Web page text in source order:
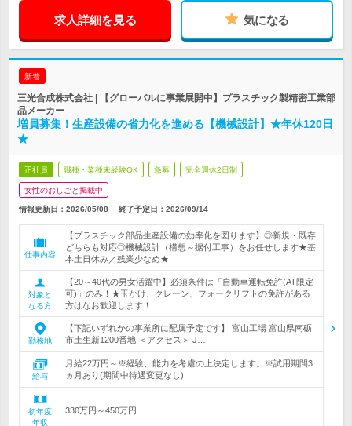
求人詳細を見る 気になる
新着
三光合成株式会社 | 【グローバルに事業展開中】プラスチック製精密工業部
品メーカー
増員募集！生産設備の省力化を進める【機械設計】★年休120日
★
正社員 職種・業種未経験OK 急募 完全週休2日制
女性のおしごと掲載中
情報更新日：2026/05/08 終了予定日： 2026/09/14
仕事内容
【プラスチック部品生産設備の効率化を図ります】◎新規・既存
どちらも対応◎機械設計（構想～据付工事）をお任せします★基
本土日休み／残業少なめ★
対象と
なる方
【20～40代の男女活躍中】必須条件は「自動車運転免許(AT限定
可)」のみ！★玉かけ、クレーン、フォークリフトの免許がある
方はなお歓迎します！
勤務地
【下記いずれかの事業所に配属予定です】 富山工場 富山県南砺
市土生新1200番地 ＜アクセス＞ J…
給与
月給22万円～※経験、能力を考慮の上決定します。※試用期間3
ヵ月あり(期間中待遇変更なし)
初年度
年収
330万円～450万円